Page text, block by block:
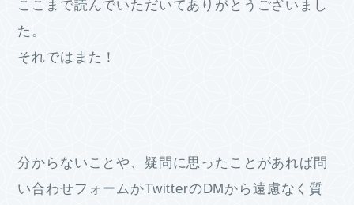
ここまで読んでいただいてありがとうございまし
た。
それではまた！
分からないことや、疑問に思ったことがあれば問
い合わせフォームかTwitterのDMから遠慮なく質